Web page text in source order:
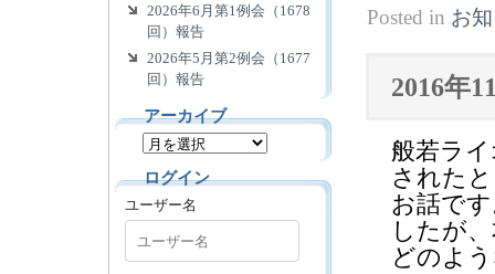
Posted in お
2016年
般若ラ
された
お話で
したが
どのよ
2026年6月第1例会（1678
回）報告
2026年5月第2例会（1677
回）報告
アーカイブ
ログイン
ユーザー名